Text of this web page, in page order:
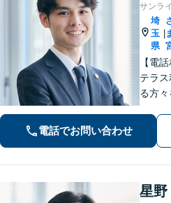
サンラ
埼
玉
県
【電
テラ
る方々
女問
刑事
電話でお問い合わせ
星野